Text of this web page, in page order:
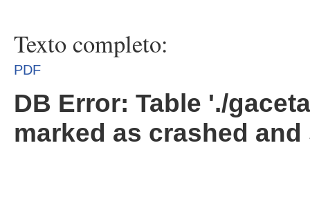
Texto completo:
PDF
DB Error: Table './
marked as crashed